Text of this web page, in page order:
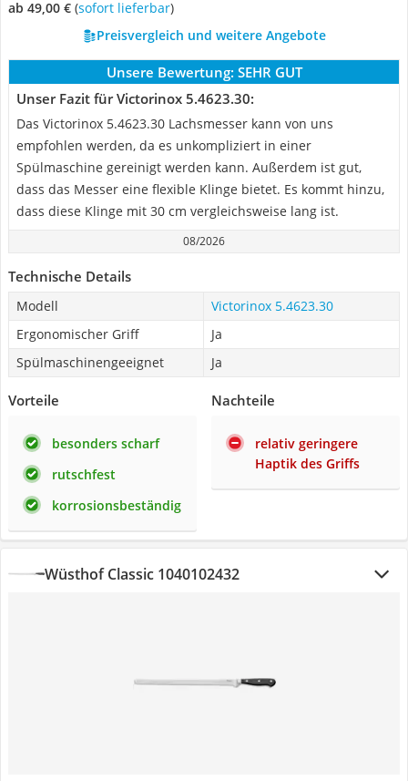
ab 49,00 € ( Sofort lieferbar)
Preisvergleich und weitere Angebote
Unsere Bewertung: SEHR GUT
Unser Fazit für Victorinox 5.4623.30:
Das Victorinox 5.4623.30 Lachsmesser kann von uns
empfohlen werden, da es unkompliziert in einer
Spülmaschine gereinigt werden kann. Außerdem ist gut,
dass das Messer eine flexible Klinge bietet. Es kommt hinzu,
dass diese Klinge mit 30 cm vergleichsweise lang ist.
08/2026
Technische Details
Modell
Victorinox 5.4623.30
Ergonomischer Griff
Ja
Spülmaschinengeeignet
Ja
Vorteile
besonders scharf
rutschfest
korrosionsbeständig
Nachteile
relativ geringere
Haptik des Griffs
Wüsthof Classic 1040102432